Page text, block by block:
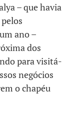
– que havia
ano –
dos
para visitá-
negócios
o chapéu